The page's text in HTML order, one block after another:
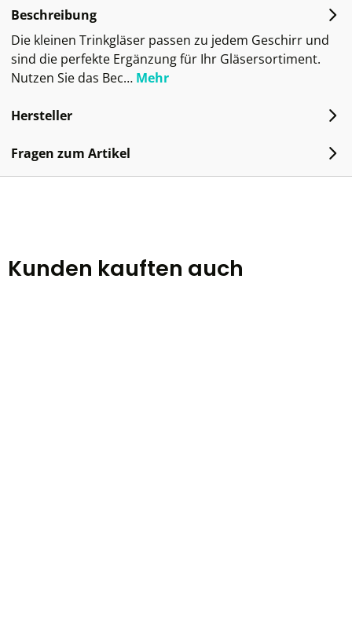
Beschreibung
Die kleinen Trinkgläser passen zu jedem Geschirr und
sind die perfekte Ergänzung für Ihr Gläsersortiment.
Nutzen Sie das Bec… Mehr
Hersteller
Fragen zum Artikel
Kunden kauften auch